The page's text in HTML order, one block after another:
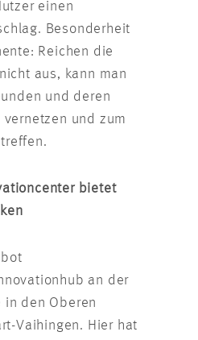
einen
Besonderheit
Reichen die
aus, kann man
und deren
und zum
bietet
an der
in den Oberen
Vaihingen. Hier hat